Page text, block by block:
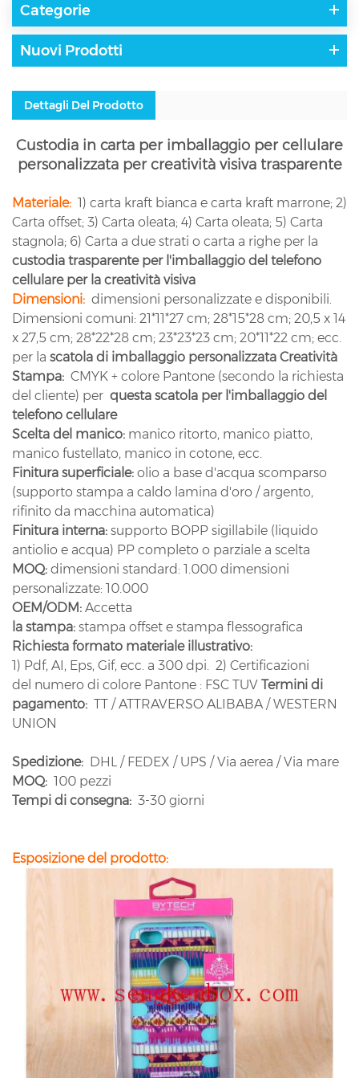
Categorie
Nuovi Prodotti
Dettagli Del Prodotto
Custodia in carta per imballaggio per cellulare
personalizzata per creatività visiva trasparente
Materiale: 1) carta kraft bianca e carta kraft marrone; 2)
Carta offset; 3) Carta oleata; 4) Carta oleata; 5) Carta
stagnola; 6) Carta a due strati o carta a righe per la
custodia trasparente per l'imballaggio del telefono
cellulare per la creatività visiva
Dimensioni: dimensioni personalizzate e disponibili.
Dimensioni comuni: 21*11*27 cm; 28*15*28 cm; 20,5 x 14
x 27,5 cm; 28*22*28 cm; 23*23*23 cm; 20*11*22 cm; ecc.
per la scatola di imballaggio personalizzata Creatività
Stampa: CMYK + colore Pantone (secondo la richiesta
del cliente) per questa scatola per l'imballaggio del
telefono cellulare
Scelta del manico: manico ritorto, manico piatto,
manico fustellato, manico in cotone, ecc.
Finitura superficiale: olio a base d'acqua scomparso
(supporto stampa a caldo lamina d'oro / argento,
rifinito da macchina automatica)
Finitura interna: supporto BOPP sigillabile (liquido
antiolio e acqua) PP completo o parziale a scelta
MOQ: dimensioni standard: 1.000 dimensioni
personalizzate: 10.000
OEM/ODM: Accetta
la stampa: stampa offset e stampa flessografica
Richiesta formato materiale illustrativo:
1) Pdf, AI, Eps, Gif, ecc. a 300 dpi. 2) Certificazioni
del numero di colore Pantone : FSC TUV Termini di
pagamento: TT / ATTRAVERSO ALIBABA / WESTERN
UNION
Spedizione: DHL / FEDEX / UPS / Via aerea / Via mare
MOQ: 100 pezzi
Tempi di consegna: 3-30 giorni
Esposizione del prodotto: